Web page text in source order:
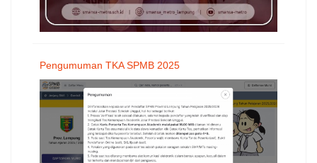
Pengumuman TKA SPMB 2025